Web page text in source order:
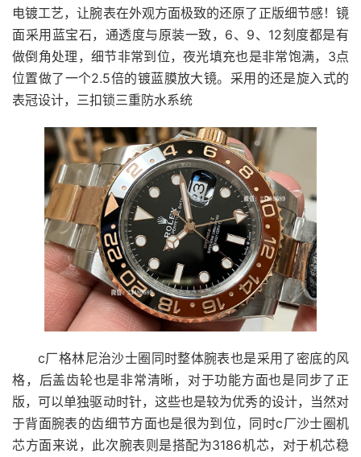
电镀工艺，让腕表在外观方面极致的还原了正版细节感！镜
面采用蓝宝石，通透度与原装一致，6、9、12刻度都是有
做倒角处理，细节非常到位，夜光填充也是非常饱满，3点
位置做了一个2.5倍的镀蓝膜放大镜。采用的还是旋入式的
表冠设计，三扣锁三重防水系统
c厂格林尼治沙士圈同时整体腕表也是采用了密底的风
格，后盖齿轮也是非常清晰，对于功能方面也是同步了正
版，可以单独驱动时针，这些也是较为优秀的设计，当然对
于背面腕表的齿细节方面也是很为到位，同时c厂沙士圈机
芯方面来说，此次腕表则是搭配为3186机芯，对于机芯稳